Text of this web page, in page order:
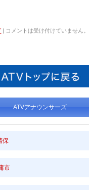
コメントは受け付けていません。
ATVアナウンサーズ
保
市